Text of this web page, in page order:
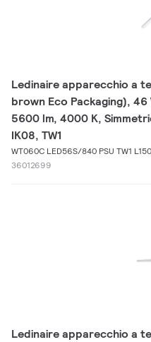
Ledinaire apparecchio a
brown Eco Packaging), 46
5600 lm, 4000 K,
IK08, TW1
WT060C LED56S/840 PSU TW1
36012699
Ledinaire apparecchio a